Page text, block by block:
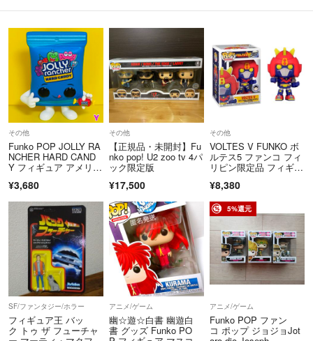
その他
Funko POP JOLLY RA
NCHER HARD CAND
Y フィギュア アメリカ
Y
¥3,680
その他
【正規品・未開封】Fu
nko pop! U2 zoo tv 4パ
ック限定版
¥17,500
その他
VOLTES V FUNKO ボ
ルテス5 ファンコ フィ
リピン限定品 フィギュ
¥8,380
SF/ファンタジー/ホラー
フィギュア王 バッ
ク トゥ ザ フューチャ
アニメ/ゲーム
幽☆遊☆白書 幽遊白
書 グッズ Funko PO
5%還元
アニメ/ゲーム
Funko POP ファン
コ ポップ ジョジョJot